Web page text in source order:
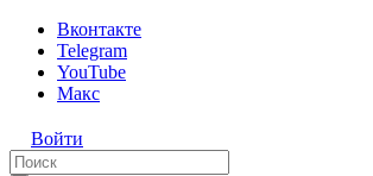
Вконтакте
Telegram
YouTube
Макс
Войти